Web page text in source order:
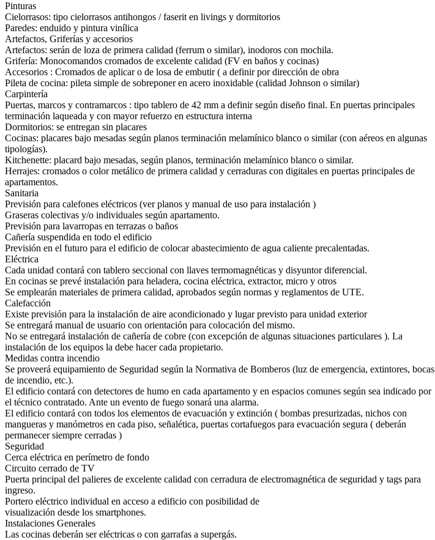
Pinturas
Cielorrasos: tipo cielorrasos antihongos / faserit en livings y dormitorios
Paredes: enduido y pintura vinílica
Artefactos, Griferías y accesorios
Artefactos: serán de loza de primera calidad (ferrum o similar), inodoros con mochila.
Grifería: Monocomandos cromados de excelente calidad (FV en baños y cocinas)
Accesorios : Cromados de aplicar o de losa de embutir ( a definir por dirección de obra
Pileta de cocina: pileta simple de sobreponer en acero inoxidable (calidad Johnson o similar)
Carpintería
Puertas, marcos y contramarcos : tipo tablero de 42 mm a definir según diseño final. En puertas principales
terminación laqueada y con mayor refuerzo en estructura interna
Dormitorios: se entregan sin placares
Cocinas: placares bajo mesadas según planos terminación melamínico blanco o similar (con aéreos en algunas
tipologías).
Kitchenette: placard bajo mesadas, según planos, terminación melamínico blanco o similar.
Herrajes: cromados o color metálico de primera calidad y cerraduras con digitales en puertas principales de
apartamentos.
Sanitaria
Previsión para calefones eléctricos (ver planos y manual de uso para instalación )
Graseras colectivas y/o individuales según apartamento.
Previsión para lavarropas en terrazas o baños
Cañería suspendida en todo el edificio
Previsión en el futuro para el edificio de colocar abastecimiento de agua caliente precalentadas.
Eléctrica
Cada unidad contará con tablero seccional con llaves termomagnéticas y disyuntor diferencial.
En cocinas se prevé instalación para heladera, cocina eléctrica, extractor, micro y otros
Se emplearán materiales de primera calidad, aprobados según normas y reglamentos de UTE.
Calefacción
Existe previsión para la instalación de aire acondicionado y lugar previsto para unidad exterior
Se entregará manual de usuario con orientación para colocación del mismo.
No se entregará instalación de cañería de cobre (con excepción de algunas situaciones particulares ). La
instalación de los equipos la debe hacer cada propietario.
Medidas contra incendio
Se proveerá equipamiento de Seguridad según la Normativa de Bomberos (luz de emergencia, extintores, bocas
de incendio, etc.).
El edificio contará con detectores de humo en cada apartamento y en espacios comunes según sea indicado por
el técnico contratado. Ante un evento de fuego sonará una alarma.
El edificio contará con todos los elementos de evacuación y extinción ( bombas presurizadas, nichos con
mangueras y manómetros en cada piso, señalética, puertas cortafuegos para evacuación segura ( deberán
permanecer siempre cerradas )
Seguridad
Cerca eléctrica en perímetro de fondo
Circuito cerrado de TV
Puerta principal del palieres de excelente calidad con cerradura de electromagnética de seguridad y tags para
ingreso.
Portero eléctrico individual en acceso a edificio con posibilidad de
visualización desde los smartphones.
Instalaciones Generales
Las cocinas deberán ser eléctricas o con garrafas a supergás.